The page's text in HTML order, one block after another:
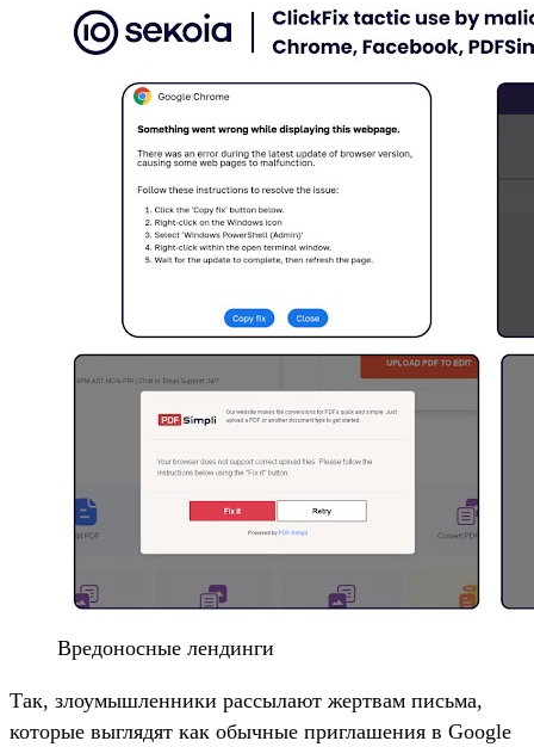
Вредоносные лендинги
Так, злоумышленники рассылают жертвам письма,
которые выглядят как обычные приглашения в Google